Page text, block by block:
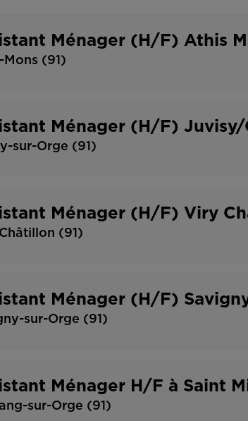
t
t
Ménager (H/F) Athis
Mons (91)
Ménager (H/F) Juvisy/
sur-Orge (91)
Ménager (H/F) Viry
(91)
Ménager (H/F)
sur-Orge (91)
Ménager H/F à Saint
sur-Orge (91)